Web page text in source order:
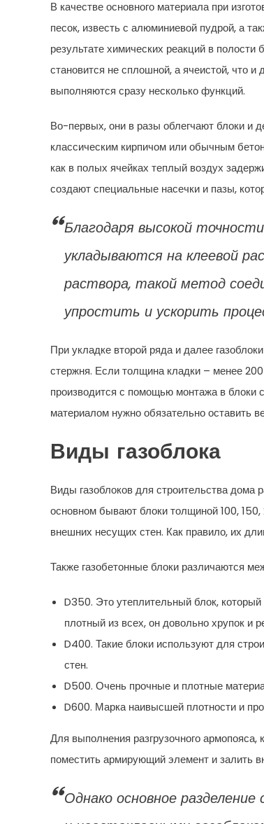
В качестве основного материала при
песок, известь с алюминиевой пудрой, а
результате химических реакций в
становится не сплошной, а ячеистой, что и
выполняются сразу несколько функций.
Во-первых, они в разы облегчают блоки и
классическим кирпичом или обычным
как в полых ячейках теплый воздух
создают специальные насечки и пазы,
Благодаря высокой
укладываются на клеевой
раствора, такой метод
упростить и ускорить
При укладке второй ряда и далее
стержня. Если толщина кладки – менее
производится с помощью монтажа в
материалом нужно обязательно оставить
Виды газоблока
Виды газоблоков для строительства дома
основном бывают блоки толщиной 100,
внешних несущих стен. Как правило, их
Также газобетонные блоки различаются
D350. Это утеплительный блок,
плотный из всех, он довольно хрупок и
D400. Такие блоки используют для
стен.
D500. Очень прочные и плотные
D600. Марка наивысшей плотности и
Для выполнения разгрузочного
поместить армирующий элемент и залить
Однако основное